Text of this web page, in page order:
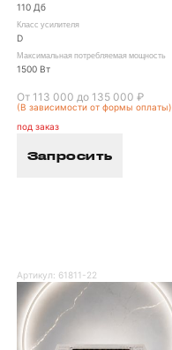
110 Дб
Класс усилителя
D
Максимальная потребляемая мощность
1500 Вт
От 113 000 до 135 000 ₽
(В зависимости от формы оплаты)
под заказ
Запросить
Артикул: 61811-22